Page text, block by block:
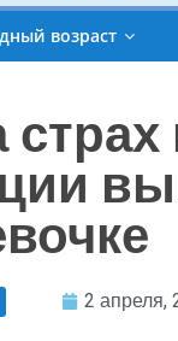
возраст
2 апреля,